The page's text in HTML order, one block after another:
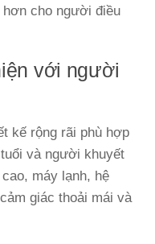
cho người điều
với người
kế rộng rãi phù hợp
và người khuyết
máy lạnh, hệ
giác thoải mái và